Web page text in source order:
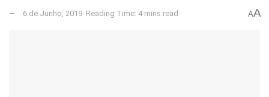
6 de Junho, 2019 Reading Time: 4 mins read AA